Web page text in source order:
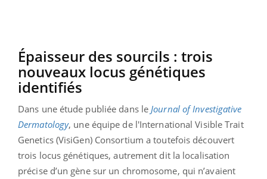
Épaisseur des sourcils : trois
nouveaux locus génétiques
identifiés
Dans une étude publiée dans le Journal of Investigative
Dermatology, une équipe de l'International Visible Trait
Genetics (VisiGen) Consortium a toutefois découvert
trois locus génétiques, autrement dit la localisation
précise d’un gène sur un chromosome, qui n’avaient